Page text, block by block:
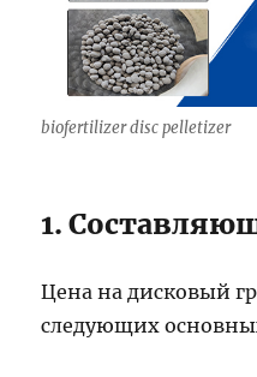
biofertilizer disc pelletizer
1.
Цена на дисковый
следующих